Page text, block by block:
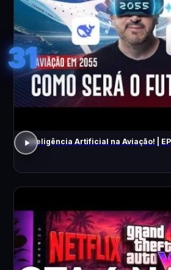
31
Inteligência Artificial na Aviação! |